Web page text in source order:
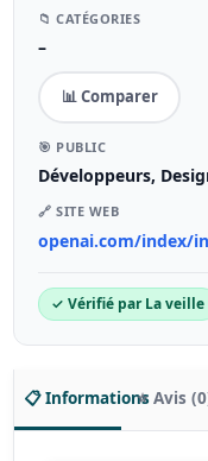
📁 CATÉGORIES
–
📊 Comparer
🎯 PUBLIC
Développeurs,
🔗 SITE WEB
openai.com/index/
✓ Vérifié par La veille
📋 Informations⭐ Avis